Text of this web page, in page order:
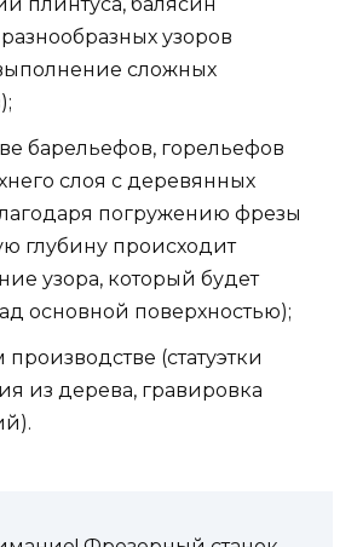
узоров
сложных
барельефов, горельефов
слоя с деревянных
погружению фрезы
глубину происходит
узора, который будет
основной поверхностью);
(статуэтки
из дерева, гравировка